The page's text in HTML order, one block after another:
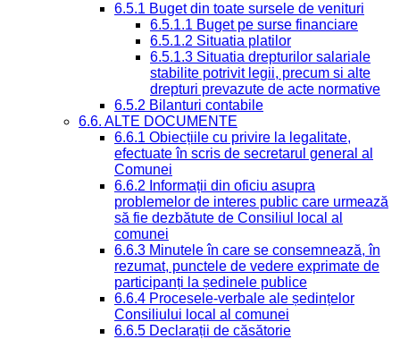
6.5.1 Buget din toate sursele de venituri
6.5.1.1 Buget pe surse financiare
6.5.1.2 Situatia platilor
6.5.1.3 Situatia drepturilor salariale
stabilite potrivit legii, precum si alte
drepturi prevazute de acte normative
6.5.2 Bilanturi contabile
6.6. ALTE DOCUMENTE
6.6.1 Obiecțiile cu privire la legalitate,
efectuate în scris de secretarul general al
Comunei
6.6.2 Informații din oficiu asupra
problemelor de interes public care urmează
să fie dezbătute de Consiliul local al
comunei
6.6.3 Minutele în care se consemnează, în
rezumat, punctele de vedere exprimate de
participanți la ședinele publice
6.6.4 Procesele-verbale ale ședințelor
Consiliului local al comunei
6.6.5 Declarații de căsătorie